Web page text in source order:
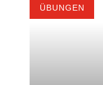
ÜBUNGEN